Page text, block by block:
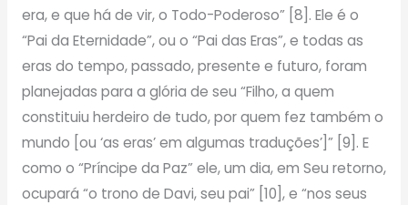
era, e que há de vir, o Todo-Poderoso” [8]. Ele é o
“Pai da Eternidade”, ou o “Pai das Eras”, e todas as
eras do tempo, passado, presente e futuro, foram
planejadas para a glória de seu “Filho, a quem
constituiu herdeiro de tudo, por quem fez também o
mundo [ou ‘as eras’ em algumas traduções’]” [9]. E
como o “Príncipe da Paz” ele, um dia, em Seu retorno,
ocupará “o trono de Davi, seu pai” [10], e “nos seus